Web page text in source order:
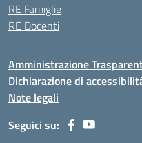
RE Famiglie
RE Docenti
Amministrazione
Dichiarazione di
Note legali
Seguici su: